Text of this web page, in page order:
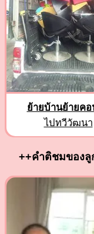
ย้ายบ้านย้ายค
ไปทวีวัฒนา
++คำติชมของลู